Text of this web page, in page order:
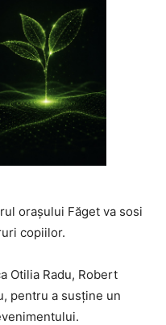
oraşului Făget va sosi
copiilor.
Otilia Radu, Robert
pentru a susţine un